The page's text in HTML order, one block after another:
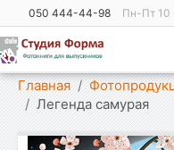
050 444-44-98 Пн-Пт 10
Показать меню
Главная
Легенда самурая